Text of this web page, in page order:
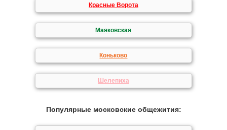
Красные Ворота
Маяковская
Коньково
Шелепиха
Популярные московские общежития: